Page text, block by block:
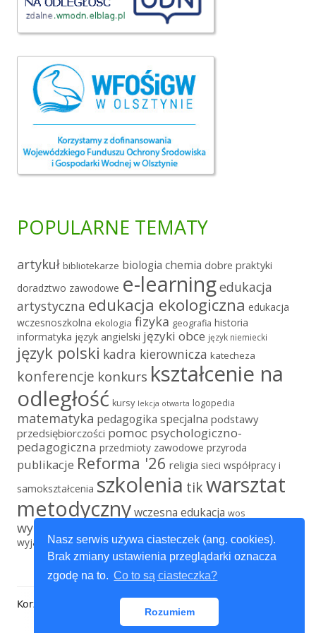
Nasz serwis używa ciasteczek (ang. cookies).
Brak zmiany ustawienia przeglądarki oznacza
zgodę na to. Co to są ciasteczka?
Rozumiem
POPULARNE TEMATY
artykuł bibliotekarze biologia chemia dobre praktyki
doradztwo zawodowe e-learningedukacja
artystyczna edukacja ekologiczna edukacja
wczesnoszkolna ekologia fizyka geografia historia
informatyka język angielski języki obce język niemiecki
język polski kadra kierownicza katecheza
konferencje konkurs kształcenie na
odległość kursy lekcja otwarta logopedia
matematyka pedagogika specjalna podstawy
przedsiębiorczości pomoc psychologiczno-
pedagogiczna przedmioty zawodowe przyroda
publikacje Reforma '26 religia sieci współpracy i
samokształcenia szkolenia tikwarsztat
metodycznywczesna edukacja wos
wychowanie fizyczne
wyjazd edukacyjny
Zawartość
Korzystamy z Tiny Framework